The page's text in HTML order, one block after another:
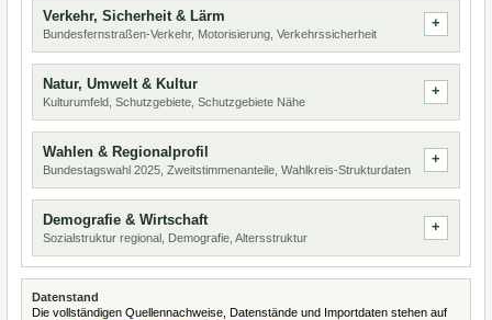
Verkehr, Sicherheit & Lärm
Bundesfernstraßen-Verkehr, Motorisierung, Verkehrssicherheit
Natur, Umwelt & Kultur
Kulturumfeld, Schutzgebiete, Schutzgebiete Nähe
Wahlen & Regionalprofil
Bundestagswahl 2025, Zweitstimmenanteile, Wahlkreis-Strukturdaten
Demografie & Wirtschaft
Sozialstruktur regional, Demografie, Altersstruktur
Datenstand
Die vollständigen Quellennachweise, Datenstände und Importdaten stehen auf